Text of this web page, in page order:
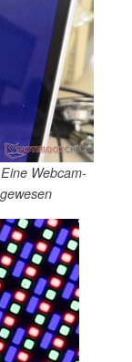
Webcam-